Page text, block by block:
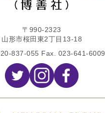
〒990-2323
山形市桜田東2丁目13-18
837-055 Fax. 023-641-6009